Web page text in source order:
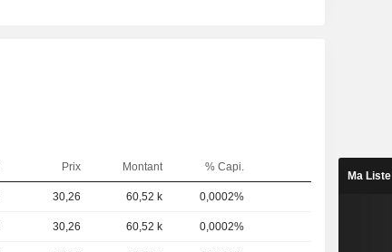
Prix Montant % Capi.
30,26 60,52 k 0,0002%
30,26 60,52 k 0,0002%
Ma Liste